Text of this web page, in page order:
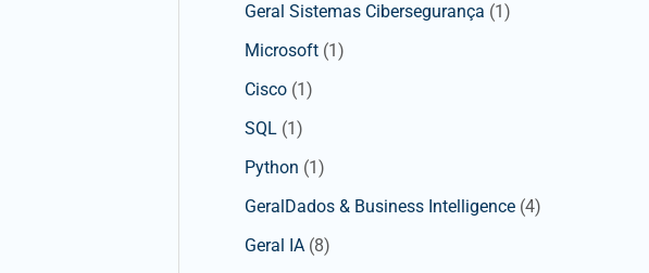
Geral Sistemas Cibersegurança (1)
Microsoft (1)
Cisco (1)
SQL (1)
Python (1)
GeralDados & Business Intelligence (4)
Geral IA (8)